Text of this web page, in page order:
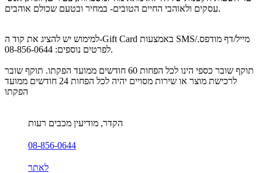
עסקים ולאוהבי החיים הטובים- במחיר ובטעם שכולם אוהבים.
למימוש יש להציג את קוד ה-Gift Card באמצעות SMS/מייל/דף מודפס.
לפרטים נוספים: 08-856-0644.
תוקף שובר כספי הינו לכל הפחות 60 חודשים ממועד הפקתו. תוקף שובר
לרכישת מוצר או שירות מסויים יהיה לכל הפחות 24 חודשים ממועד
הפקתו
הקדר, מודיעין מכבים רעות
08-856-0644
לאתר